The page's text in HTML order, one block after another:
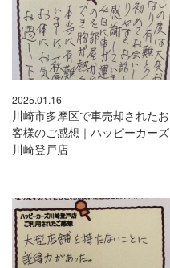
2025.01.16
川崎市多摩区で車売却されたお
客様のご感想｜ハッピーカーズ
川崎登戸店